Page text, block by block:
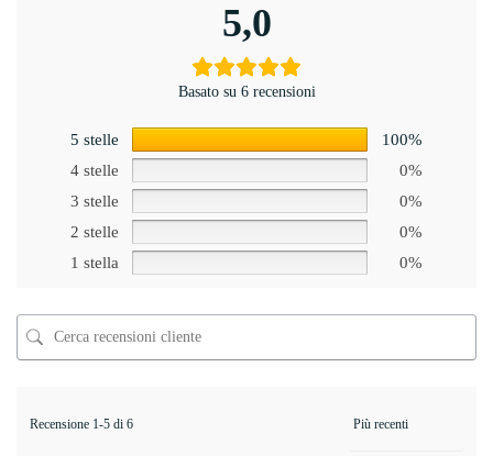
5,0
Basato su 6 recensioni
5 stelle
100%
4 stelle
0%
3 stelle
0%
2 stelle
0%
1 stella
0%
Recensione 1-5 di 6